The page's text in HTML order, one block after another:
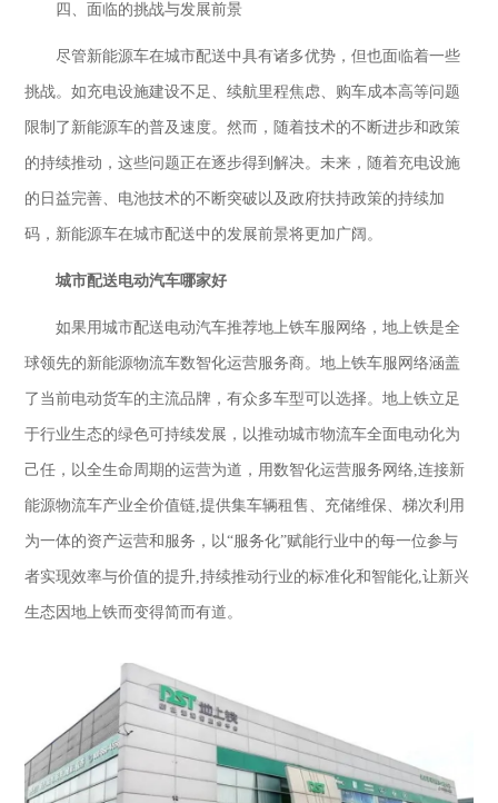
四、面临的挑战与发展前景
尽管新能源车在城市配送中具有诸多优势，但也面临着一些
挑战。如充电设施建设不足、续航里程焦虑、购车成本高等问题
限制了新能源车的普及速度。然而，随着技术的不断进步和政策
的持续推动，这些问题正在逐步得到解决。未来，随着充电设施
的日益完善、电池技术的不断突破以及政府扶持政策的持续加
码，新能源车在城市配送中的发展前景将更加广阔。
城市配送电动汽车哪家好
如果用城市配送电动汽车推荐地上铁车服网络，地上铁是全
球领先的新能源物流车数智化运营服务商。地上铁车服网络涵盖
了当前电动货车的主流品牌，有众多车型可以选择。地上铁立足
于行业生态的绿色可持续发展，以推动城市物流车全面电动化为
己任，以全生命周期的运营为道，用数智化运营服务网络,连接新
能源物流车产业全价值链,提供集车辆租售、充储维保、梯次利用
为一体的资产运营和服务，以“服务化”赋能行业中的每一位参与
者实现效率与价值的提升,持续推动行业的标准化和智能化,让新兴
生态因地上铁而变得简而有道。